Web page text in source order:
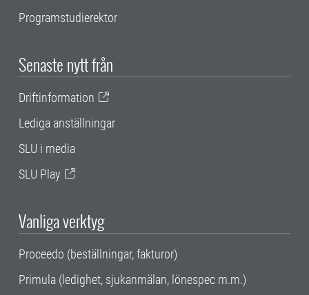
Programstudierektor
Senaste nytt från
Driftinformation
Lediga anställningar
SLU i media
SLU Play
Vanliga verktyg
Proceedo (beställningar, fakturor)
Primula (ledighet, sjukanmälan, lönespec m.m.)